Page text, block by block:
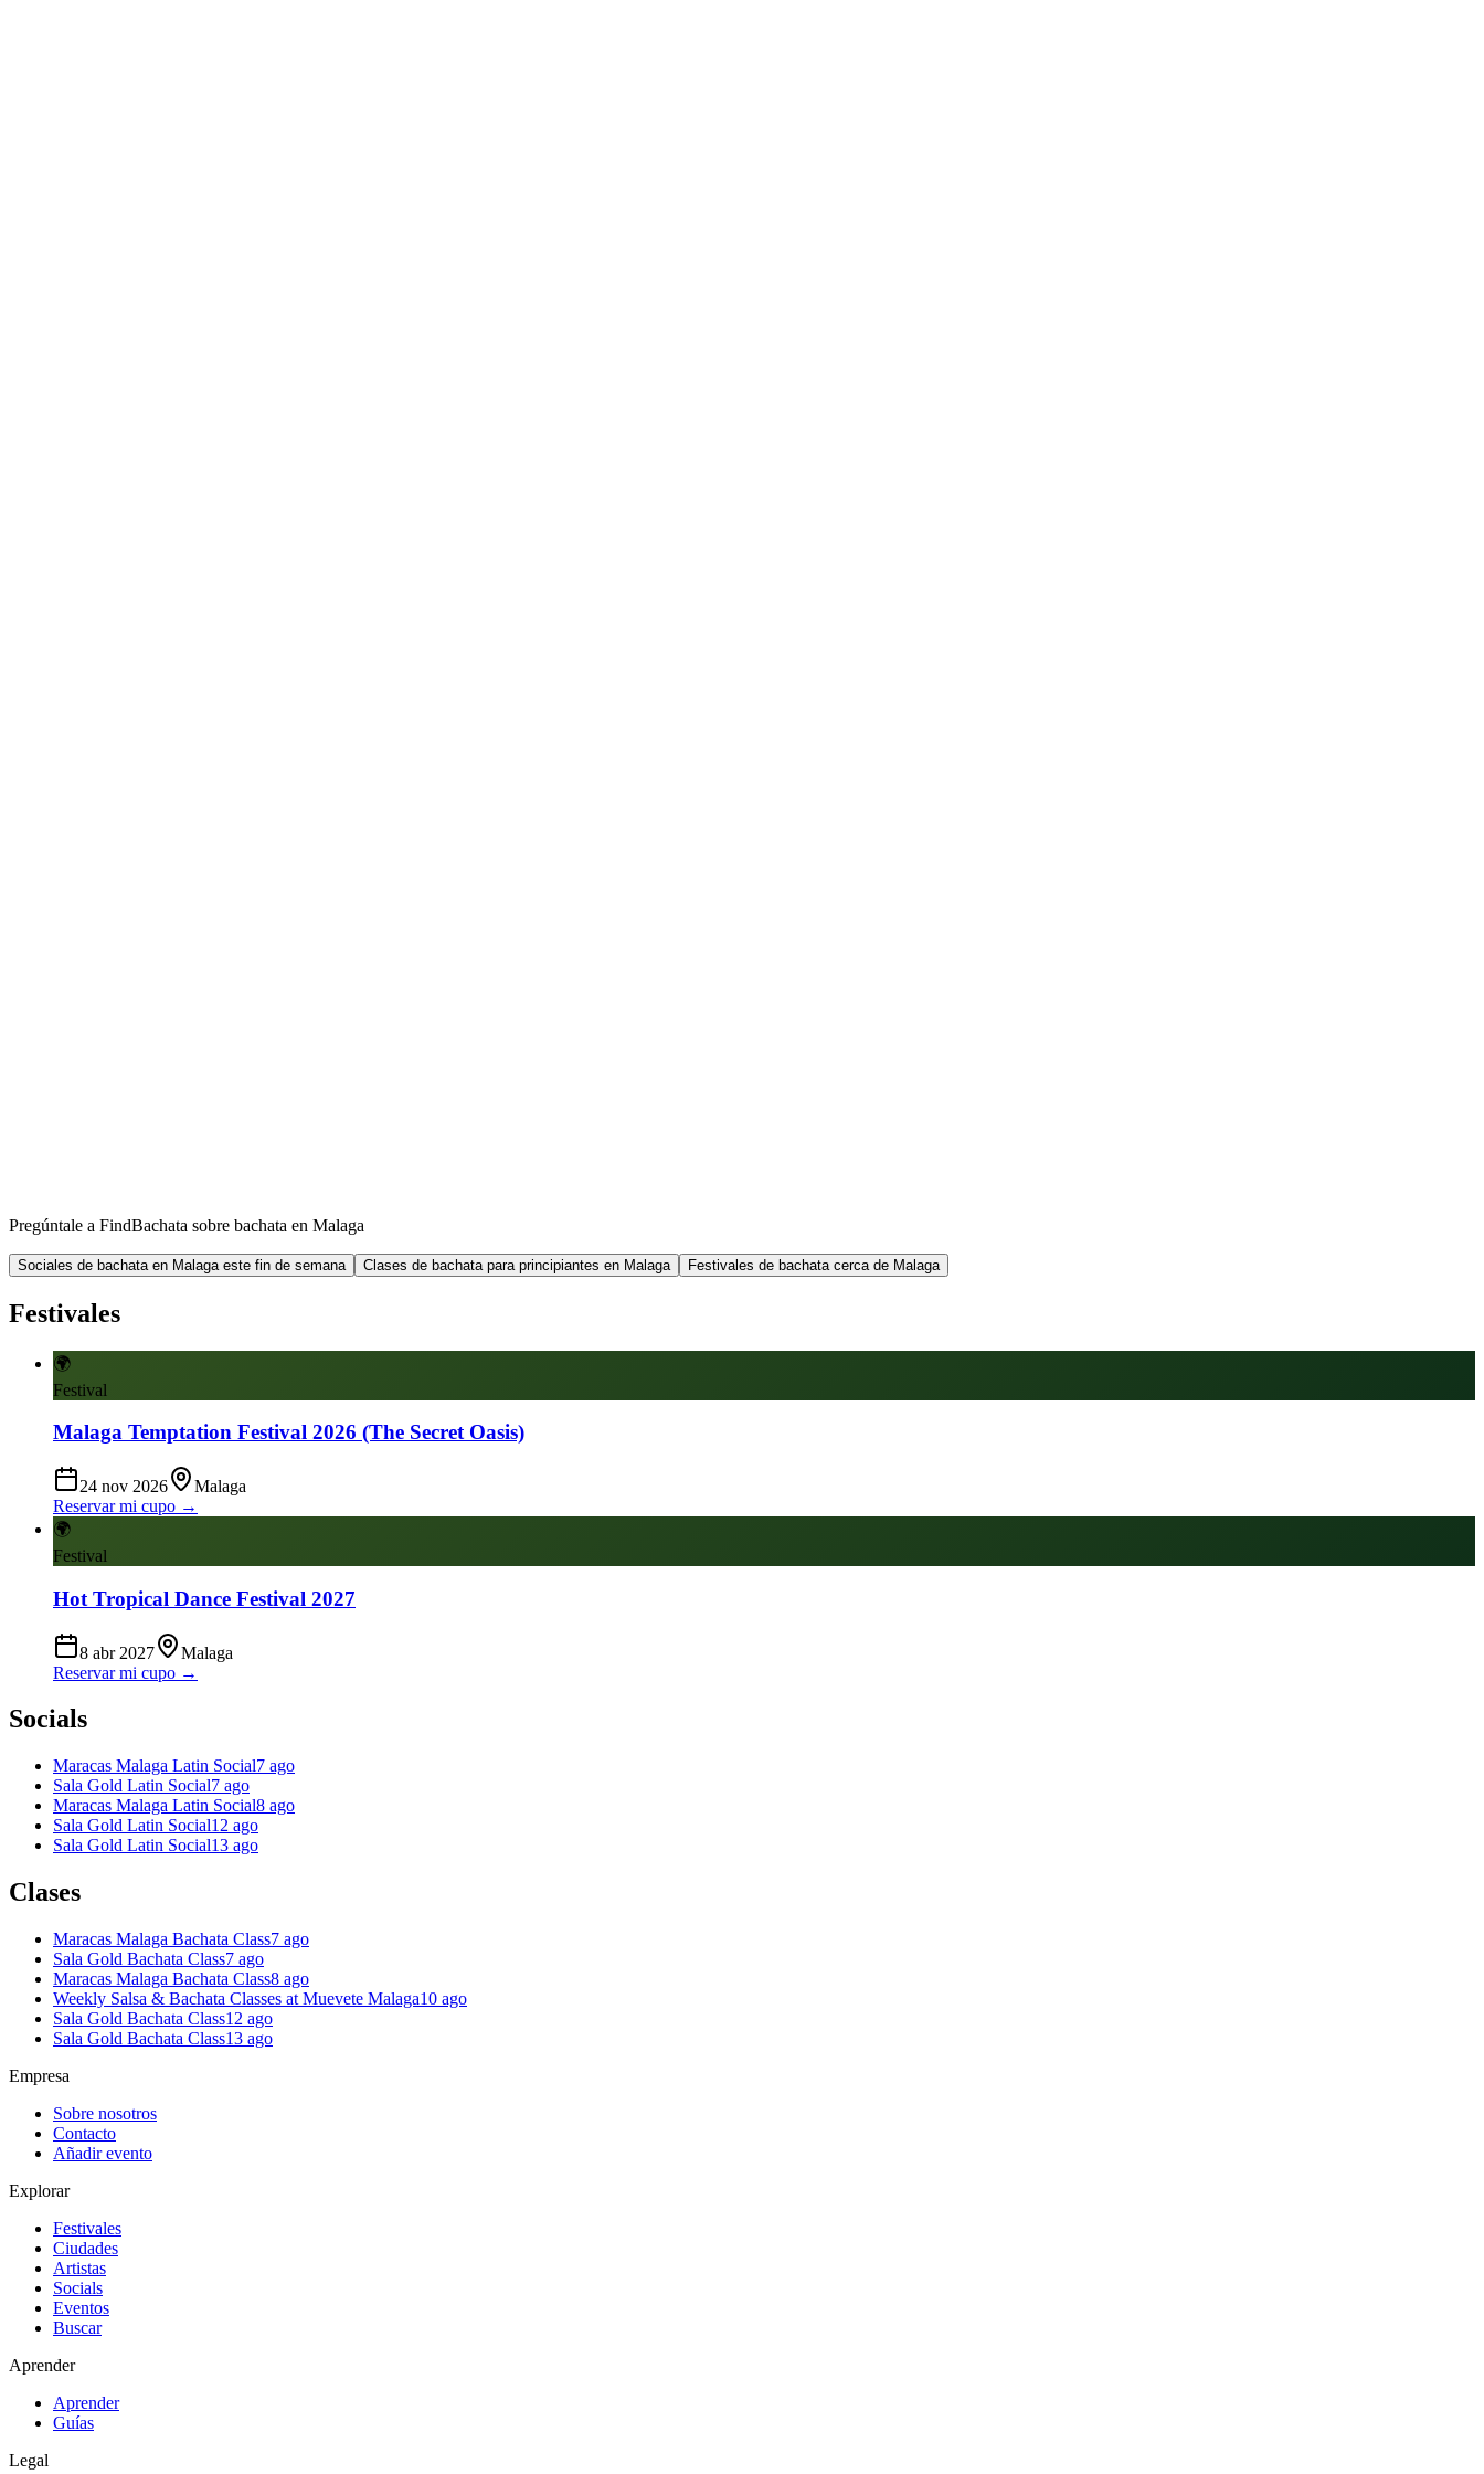
Pregúntale a FindBachata sobre bachata en Malaga
Sociales de bachata en Malaga este fin de semana Clases de bachata para principiantes en Malaga Festivales de bachata cerca de Malaga
Festivales
🌍
Festival
Malaga Temptation Festival 2026 (The Secret Oasis)
24 nov 2026
Malaga
Reservar mi cupo →
🌍
Festival
Hot Tropical Dance Festival 2027
8 abr 2027
Malaga
Reservar mi cupo →
Socials
Maracas Malaga Latin Social7 ago
Sala Gold Latin Social7 ago
Maracas Malaga Latin Social8 ago
Sala Gold Latin Social12 ago
Sala Gold Latin Social13 ago
Clases
Maracas Malaga Bachata Class7 ago
Sala Gold Bachata Class7 ago
Maracas Malaga Bachata Class8 ago
Weekly Salsa & Bachata Classes at Muevete Malaga10 ago
Sala Gold Bachata Class12 ago
Sala Gold Bachata Class13 ago
Empresa
Sobre nosotros
Contacto
Añadir evento
Explorar
Festivales
Ciudades
Artistas
Socials
Eventos
Buscar
Aprender
Aprender
Guías
Legal